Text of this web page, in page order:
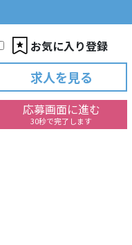
お気に入り登録
求人を見る
応募画面に進む
30秒で完了します